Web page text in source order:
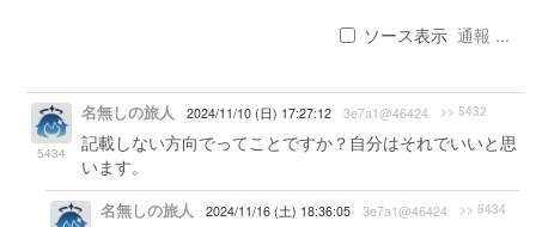
ソース表示 通報 ...
5434
名無しの旅人 2024/11/10 (日) 17:27:12 3e7a1@46424 >> 5432
記載しない方向でってことですか？自分はそれでいいと思
います。
名無しの旅人 2024/11/16 (土) 18:36:05 3e7a1@46424 >> 5434